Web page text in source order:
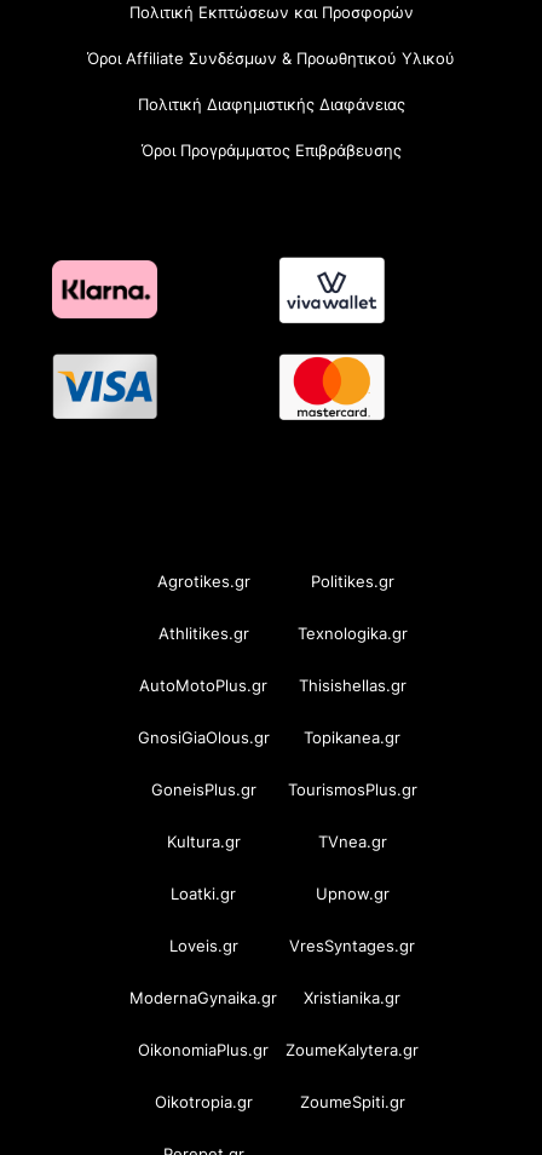
Πολιτική Εκπτώσεων και Προσφορών
Όροι Affiliate Συνδέσμων & Προωθητικού Υλικού
Πολιτική Διαφημιστικής Διαφάνειας
Όροι Προγράμματος Επιβράβευσης
Agrotikes.gr Politikes.gr
Athlitikes.gr Texnologika.gr
AutoMotoPlus.gr Thisishellas.gr
GnosiGiaOlous.gr Topikanea.gr
GoneisPlus.gr TourismosPlus.gr
Kultura.gr TVnea.gr
Loatki.gr Upnow.gr
Loveis.gr VresSyntages.gr
ModernaGynaika.gr Xristianika.gr
OikonomiaPlus.gr ZoumeKalytera.gr
Oikotropia.gr ZoumeSpiti.gr